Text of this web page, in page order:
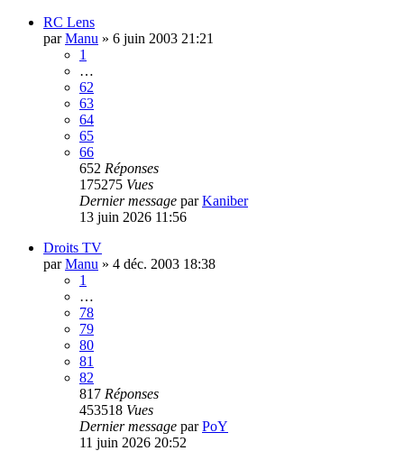
RC Lens
parManu » 6 juin 2003 21:21
1
…
62
63
64
65
66
652 Réponses
175275 Vues
Dernier message parKaniber
13 juin 2026 11:56
Droits TV
parManu » 4 déc. 2003 18:38
1
…
78
79
80
81
82
817 Réponses
453518 Vues
Dernier message parPoY
11 juin 2026 20:52